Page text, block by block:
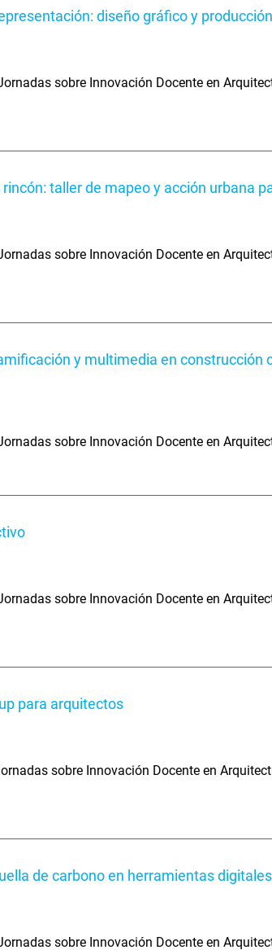
diseño gráfico y
sobre Innovación Docente en
taller de mapeo y acción urbana
sobre Innovación Docente en
y multimedia en construcción
sobre Innovación Docente en
sobre Innovación Docente en
para arquitectos
sobre Innovación Docente en
de carbono en herramientas
sobre Innovación Docente en